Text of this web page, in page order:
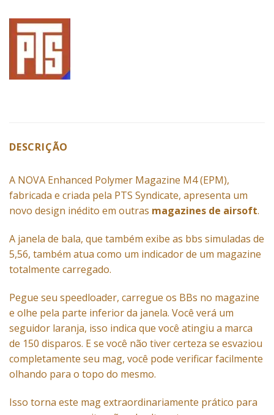
DESCRIÇÃO
A NOVA Enhanced Polymer Magazine M4 (EPM),
fabricada e criada pela PTS Syndicate, apresenta um
novo design inédito em outras magazines de airsoft.
A janela de bala, que também exibe as bbs simuladas de
5,56, também atua como um indicador de um magazine
totalmente carregado.
Pegue seu speedloader, carregue os BBs no magazine
e olhe pela parte inferior da janela. Você verá um
seguidor laranja, isso indica que você atingiu a marca
de 150 disparos. E se você não tiver certeza se esvaziou
completamente seu mag, você pode verificar facilmente
olhando para o topo do mesmo.
Isso torna este mag extraordinariamente prático para